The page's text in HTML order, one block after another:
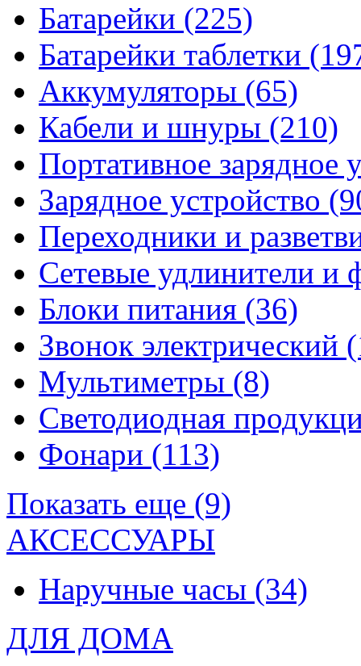
Батарейки (225)
Батарейки таблетки
Аккумуляторы (65)
Кабели и шнуры (210)
Портативное зарядное
Зарядное устройство
Переходники и
Сетевые удлинители и
Блоки питания (36)
Звонок электрический
Мультиметры (8)
Светодиодная
Фонари (113)
Показать еще (9)
АКСЕССУАРЫ
Наручные часы (34)
ДЛЯ ДОМА